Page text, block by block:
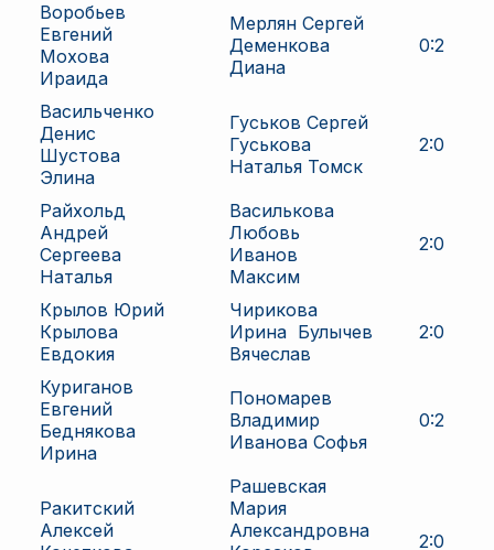
Воробьев
Евгений
Мохова
Ираида
Мерлян Сергей
Деменкова
Диана
0:2
Васильченко
Денис
Шустова
Элина
Гуськов Сергей
Гуськова
Наталья Томск
2:0
Райхольд
Андрей
Сергеева
Наталья
Василькова
Любовь
Иванов
Максим
2:0
Крылов Юрий
Крылова
Евдокия
Чирикова
Ирина Булычев
Вячеслав
2:0
Куриганов
Евгений
Беднякова
Ирина
Пономарев
Владимир
Иванова Софья
0:2
Ракитский
Алексей
Рашевская
Мария
Александровна
2:0